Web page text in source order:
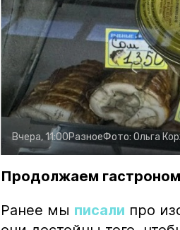
Вчера, 11:00РазноеФото: Ольга
Продолжаем
Ранее мы писали про